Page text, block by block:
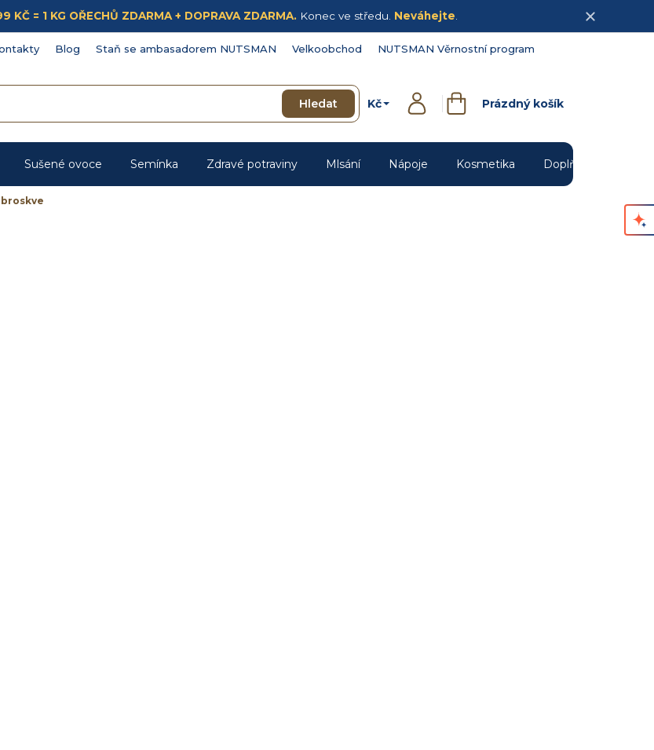
KČ = 1 KG OŘECHŮ ZDARMA + DOPRAVA ZDARMA. Konec ve středu. Neváhejte
Blog Staň se ambasadorem NUTSMAN Velkoobchod NUTSMAN Věrnostní program
Hledat Kč
PřihlášeníNákupní
Prázdný košík
Sušené ovoce Semínka Zdravé potraviny Mlsání Nápoje Kosmetika Doplňky